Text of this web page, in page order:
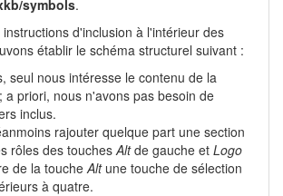
symbols.
d'inclusion à l'intérieur des
établir le schéma structurel suivant :
seul nous intéresse le contenu de la
; a priori, nous n'avons pas besoin de
inclus.
rajouter quelque part une section
rôles des touches Altde gauche et Logo
de la touche Altune touche de sélection
à quatre.